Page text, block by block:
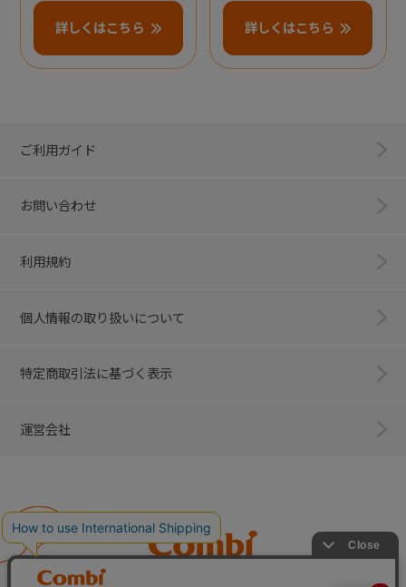
詳しくはこちら 詳しくはこちら
ご利用ガイド
お問い合わせ
利用規約
個人情報の取り扱いについて
特定商取引法に基づく表示
運営会社